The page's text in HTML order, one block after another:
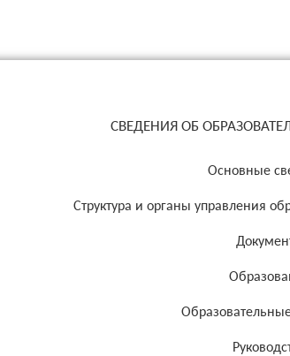
СВЕДЕНИЯ ОБ
Основные
Структура и органы управления